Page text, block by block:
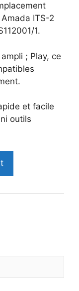
ITS-2
1.
; Play, ce
et facile
outils